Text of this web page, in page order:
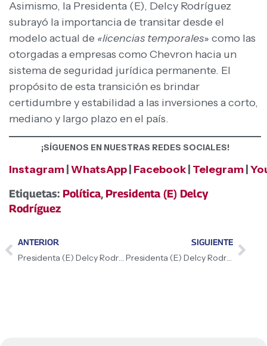
Asimismo, la Presidenta (E), Delcy Rodríguez
subrayó la importancia de transitar desde el
modelo actual de «licencias temporales» como las
otorgadas a empresas como Chevron hacia un
sistema de seguridad jurídica permanente. El
propósito de esta transición es brindar
certidumbre y estabilidad a las inversiones a corto,
mediano y largo plazo en el país.
¡SÍGUENOS EN NUESTRAS REDES SOCIALES!
Instagram WhatsApp Facebook Telegram
Etiquetas: Política, Presidenta (E) Delcy
Rodríguez
ANTERIOR
Presidenta (E) Delcy Rodríguez: «Venezuela es el país con las mayores reservas petroleras del planeta, pero queremos ser una potencia productora de petróleo, no solamente tener las mayores reservas»
SIGUIENTE
Presidenta (E) Delcy Rodríguez: «Le hemos pedido que no hayan sanciones contra Venezuela ni contra su economía; una licencia no da la certidumbre necesaria para una inversión a largo tiempo»